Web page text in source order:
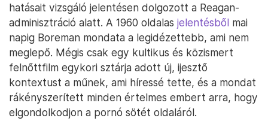
hatásait vizsgáló jelentésen dolgozott a Reagan-
adminisztráció alatt. A 1960 oldalas jelentésből mai
napig Boreman mondata a legidézettebb, ami nem
meglepő. Mégis csak egy kultikus és közismert
felnőttfilm egykori sztárja adott új, ijesztő
kontextust a műnek, ami híressé tette, és a mondat
rákényszerített minden értelmes embert arra, hogy
elgondolkodjon a pornó sötét oldaláról.